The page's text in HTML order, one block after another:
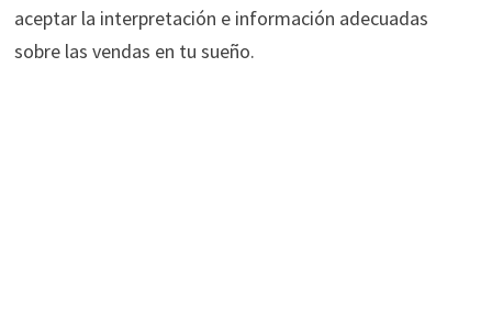
aceptar la interpretación e información adecuadas
sobre las vendas en tu sueño.